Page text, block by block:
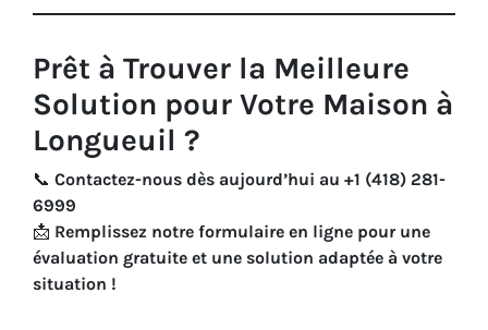
Prêt à Trouver la Meilleure
Solution pour Votre Maison à
Longueuil ?
📞 Contactez-nous dès aujourd’hui au +1 (418) 281-
6999
📩 Remplissez notre formulaire en ligne pour une
évaluation gratuite et une solution adaptée à votre
situation !